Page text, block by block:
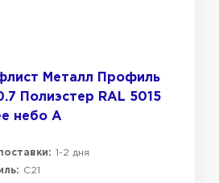
Металл Профиль
Полиэстер RAL 5015
небо A
1-2 дня
C21